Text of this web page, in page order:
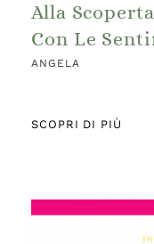
Alla
Con Le
ANGELA
SCOPRI DI PIÙ